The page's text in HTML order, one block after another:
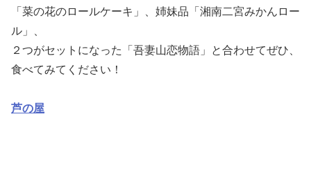
「菜の花のロールケーキ」、姉妹品「湘南二宮みかんロー
ル」、
２つがセットになった「吾妻山恋物語」と合わせてぜひ、
食べてみてください！
芦の屋